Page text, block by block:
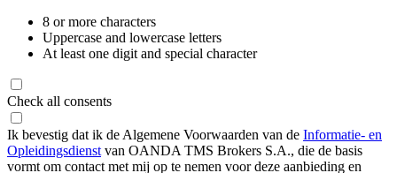
8 or more characters
Uppercase and lowercase letters
At least one digit and special character
Check all consents
Ik bevestig dat ik de Algemene Voorwaarden van de Informatie- en
Opleidingsdienst van OANDA TMS Brokers S.A., die de basis
vormt om contact met mij op te nemen voor deze aanbieding en